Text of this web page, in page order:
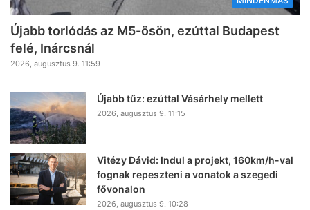
Újabb torlódás az M5-ösön, ezúttal Budapest
felé, Inárcsnál
2026, augusztus 9. 11:59
Újabb tűz: ezúttal Vásárhely mellett
2026, augusztus 9. 11:15
Vitézy Dávid: Indul a projekt, 160km/h-val
fognak repeszteni a vonatok a szegedi
fővonalon
2026, augusztus 9. 10:28